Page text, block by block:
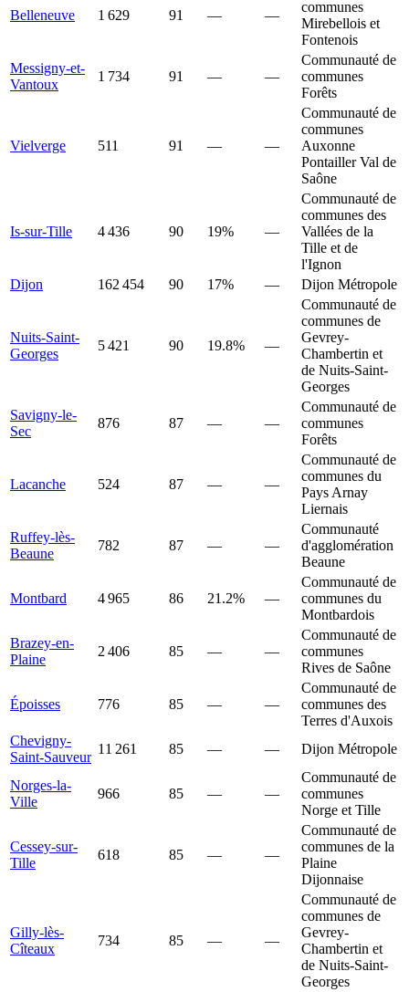
Belleneuve 1 629 91 — —
communes
Mirebellois et
Fontenois
Messigny-et-
Vantoux
1 734 91 — —
Communauté de
communes
Forêts
Vielverge 511 91 — —
Communauté de
communes
Auxonne
Pontailler Val de
Saône
Is-sur-Tille 4 436 90 19% —
Communauté de
communes des
Vallées de la
Tille et de
l'Ignon
Dijon
162 454 90 17% — Dijon Métropole
Nuits-Saint-
Georges
5 421 90 19.8% —
Communauté de
communes de
Gevrey-
Chambertin et
de Nuits-Saint-
Georges
Savigny-le-
Sec
876 87 — —
Communauté de
communes
Forêts
Lacanche 524 87 — —
Communauté de
communes du
Pays Arnay
Liernais
Ruffey-lès-
Beaune
782 87 — —
Communauté
d'agglomération
Beaune
Montbard 4 965 86 21.2% —
Communauté de
communes du
Montbardois
Brazey-en-
Plaine
2 406 85 — —
Communauté de
communes
Rives de Saône
Époisses 776 85 — —
Communauté de
communes des
Terres d'Auxois
Chevigny-
Saint-Sauveur
11 261 85 — — Dijon Métropole
Norges-la-
Ville
966 85 — —
Communauté de
communes
Norge et Tille
Cessey-sur-
Tille
618 85 — —
Communauté de
communes de la
Plaine
Dijonnaise
Gilly-lès-
Cîteaux
734 85 — —
Communauté de
communes de
Gevrey-
Chambertin et
de Nuits-Saint-
Georges